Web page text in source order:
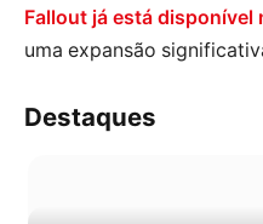
Fallout já está disponível
uma expansão
Destaques